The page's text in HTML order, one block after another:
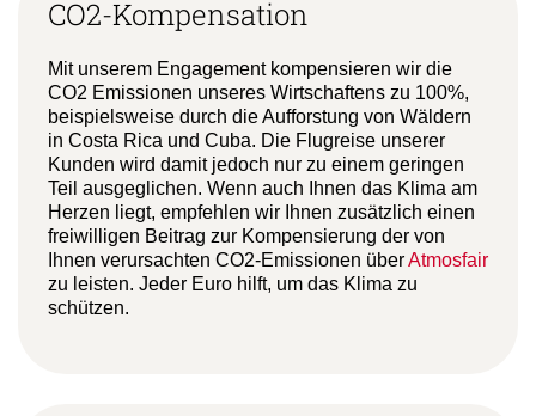
CO2-Kompensation
Mit unserem Engagement kompensieren wir die
CO2 Emissionen unseres Wirtschaftens zu 100%,
beispielsweise durch die Aufforstung von Wäldern
in Costa Rica und Cuba. Die Flugreise unserer
Kunden wird damit jedoch nur zu einem geringen
Teil ausgeglichen. Wenn auch Ihnen das Klima am
Herzen liegt, empfehlen wir Ihnen zusätzlich einen
freiwilligen Beitrag zur Kompensierung der von
Ihnen verursachten CO2-Emissionen überAtmosfair
zu leisten. Jeder Euro hilft, um das Klima zu
schützen.